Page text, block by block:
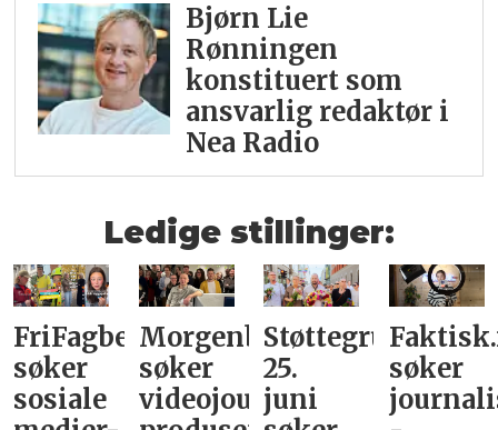
Bjørn Lie
Rønningen
konstituert som
ansvarlig redaktør i
Nea Radio
Ledige stillinger:
FriFagbevegelse
søker
sosiale
Morgenbladet
søker
videojournalist/podkast-
Støttegruppa
25.
juni
søker